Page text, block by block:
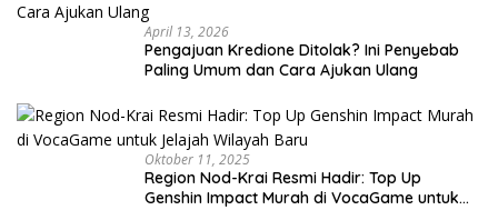
April 13, 2026
Pengajuan Kredione Ditolak? Ini Penyebab
Paling Umum dan Cara Ajukan Ulang
Oktober 11, 2025
Region Nod-Krai Resmi Hadir: Top Up
Genshin Impact Murah di VocaGame untuk